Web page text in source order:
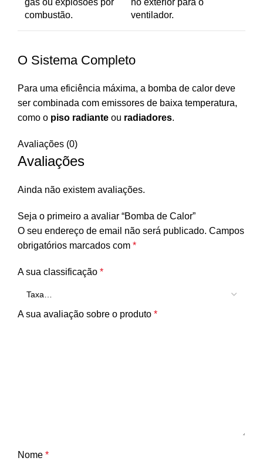
gás ou explosões por
combustão.
no exterior para o
ventilador.
O Sistema Completo
Para uma eficiência máxima, a bomba de calor deve
ser combinada com emissores de baixa temperatura,
como o piso radiante ou radiadores.
Avaliações (0)
Avaliações
Ainda não existem avaliações.
Seja o primeiro a avaliar “Bomba de Calor”
O seu endereço de email não será publicado. Campos
obrigatórios marcados com *
A sua classificação *
A sua avaliação sobre o produto *
Nome *